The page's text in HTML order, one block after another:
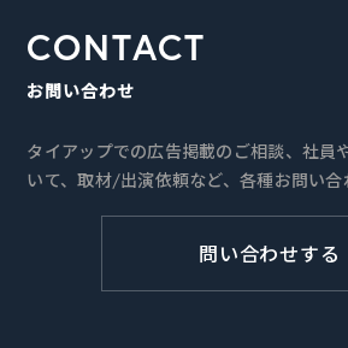
CONTACT
お問い合わせ
タイアップでの広告掲載のご相談、社員
いて、取材/出演依頼など、各種お問い合
問い合わせする